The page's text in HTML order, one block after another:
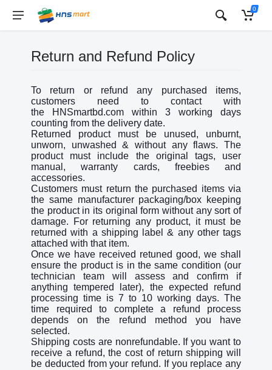
0
Return and Refund Policy
To return or refund any purchased items,
customers need to contact with
the HNSmartbd.com within 3 working days
counting from the delivery date.
Returned product must be unused, unburnt,
unworn, unwashed & without any flaws. The
product must include the original tags, user
manual, warranty cards, freebies and
accessories.
Customers must return the purchased items via
the same manufacturer packaging/box keeping
the product in its original form without any sort of
damage. For returning any product, it must be
returned with a shipping label & any other tags
attached with that item.
Once we have received retuned good, we shall
ensure the product is in the same condition (our
technician team will assess and confirm if
anything tempered later), the expected refund
processing time is 7 to 10 working days. The
time required to complete a refund process
depends on the refund method you have
selected.
Shipping costs are nonrefundable. If you want to
receive a refund, the cost of return shipping will
be deducted from your refund. If you replace any